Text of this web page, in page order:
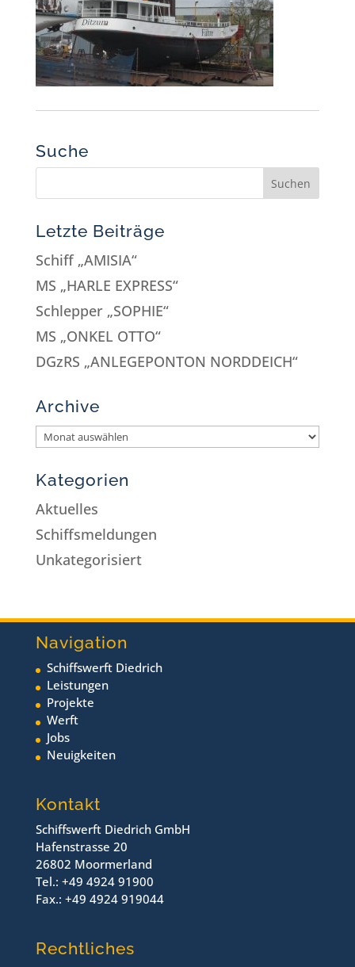
Suche
Letzte Beiträge
Schiff „AMISIA“
MS „HARLE EXPRESS“
Schlepper „SOPHIE“
MS „ONKEL OTTO“
DGzRS „ANLEGEPONTON NORDDEICH“
Archive
Kategorien
Aktuelles
Schiffsmeldungen
Unkategorisiert
Navigation
Schiffswerft Diedrich
Leistungen
Projekte
Werft
Jobs
Neuigkeiten
Kontakt
Schiffswerft Diedrich GmbH
Hafenstrasse 20
26802 Moormerland
Tel.: +49 4924 91900
Fax.: +49 4924 919044
Rechtliches